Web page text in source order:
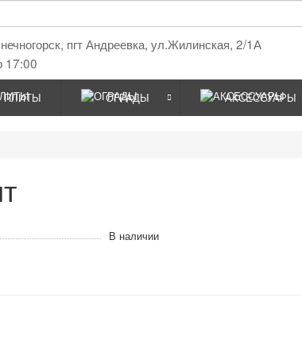
пгт Андреевка, ул.Жилинская, 2/1А
17:00
ПЛИТЫ ОГРАДЫ АКСЕССУАРЫ
В наличии